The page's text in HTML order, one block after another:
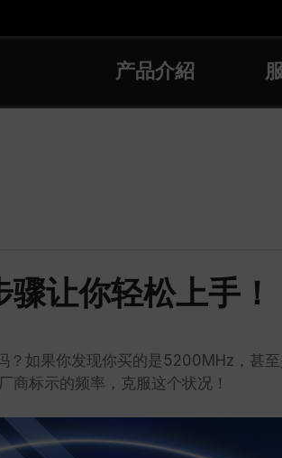
产品介紹
骤让你轻松上手！
？如果你发现你买的是5200MHz，甚
标示的频率，克服这个状况！